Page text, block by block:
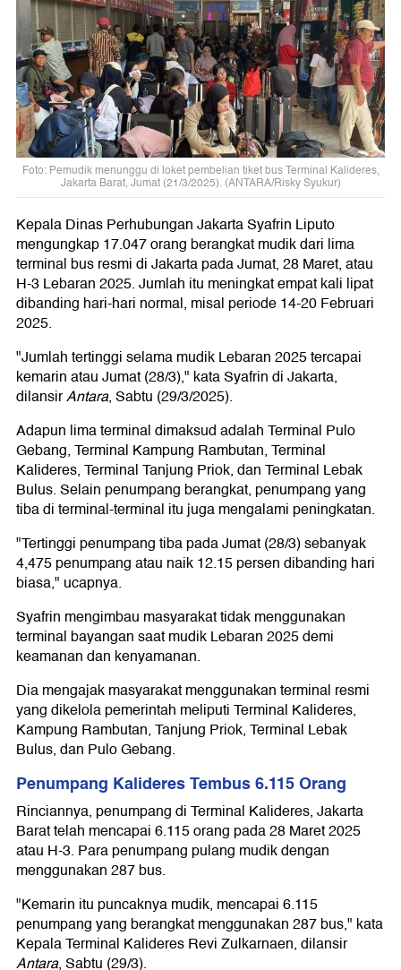
Foto: Pemudik menunggu di loket pembelian tiket bus Terminal Kalideres,
Jakarta Barat, Jumat (21/3/2025). (ANTARA/Risky Syukur)
Kepala Dinas Perhubungan Jakarta Syafrin Liputo
mengungkap 17.047 orang berangkat mudik dari lima
terminal bus resmi di Jakarta pada Jumat, 28 Maret, atau
H-3 Lebaran 2025. Jumlah itu meningkat empat kali lipat
dibanding hari-hari normal, misal periode 14-20 Februari
2025.
"Jumlah tertinggi selama mudik Lebaran 2025 tercapai
kemarin atau Jumat (28/3)," kata Syafrin di Jakarta,
dilansirAntara, Sabtu (29/3/2025).
Adapun lima terminal dimaksud adalah Terminal Pulo
Gebang, Terminal Kampung Rambutan, Terminal
Kalideres, Terminal Tanjung Priok, dan Terminal Lebak
Bulus. Selain penumpang berangkat, penumpang yang
tiba di terminal-terminal itu juga mengalami peningkatan.
"Tertinggi penumpang tiba pada Jumat (28/3) sebanyak
4,475 penumpang atau naik 12.15 persen dibanding hari
biasa," ucapnya.
Syafrin mengimbau masyarakat tidak menggunakan
terminal bayangan saat mudik Lebaran 2025 demi
keamanan dan kenyamanan.
Dia mengajak masyarakat menggunakan terminal resmi
yang dikelola pemerintah meliputi Terminal Kalideres,
Kampung Rambutan, Tanjung Priok, Terminal Lebak
Bulus, dan Pulo Gebang.
Penumpang Kalideres Tembus 6.115 Orang
Rinciannya, penumpang di Terminal Kalideres, Jakarta
Barat telah mencapai 6.115 orang pada 28 Maret 2025
atau H-3. Para penumpang pulang mudik dengan
menggunakan 287 bus.
"Kemarin itu puncaknya mudik, mencapai 6.115
penumpang yang berangkat menggunakan 287 bus," kata
Kepala Terminal Kalideres Revi Zulkarnaen, dilansir
Antara, Sabtu (29/3).